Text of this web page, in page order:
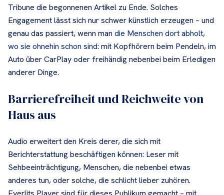
Tribune die begonnenen Artikel zu Ende. Solches
Engagement lässt sich nur schwer künstlich erzeugen – und
genau das passiert, wenn man die Menschen dort abholt,
wo sie ohnehin schon sind: mit Kopfhörern beim Pendeln, im
Auto über CarPlay oder freihändig nebenbei beim Erledigen
anderer Dinge.
Barrierefreiheit und Reichweite von
Haus aus
Audio erweitert den Kreis derer, die sich mit
Berichterstattung beschäftigen können: Leser mit
Sehbeeinträchtigung, Menschen, die nebenbei etwas
anderes tun, oder solche, die schlicht lieber zuhören.